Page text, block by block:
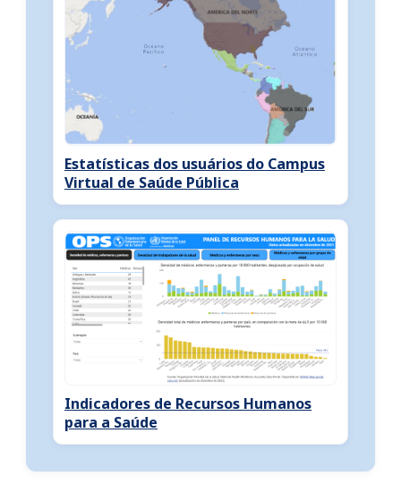
Estatísticas dos usuários do Campus
Virtual de Saúde Pública
Indicadores de Recursos Humanos
para a Saúde